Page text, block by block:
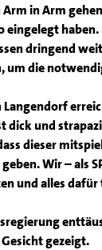
in Arm
eingelegt
dringend
die
dick und
dieser
Wir – als
und alles dafür
gezeigt.